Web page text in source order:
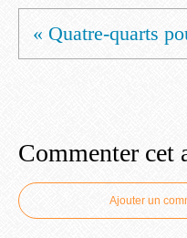
« Quatre-quarts
Commenter cet
Ajouter un